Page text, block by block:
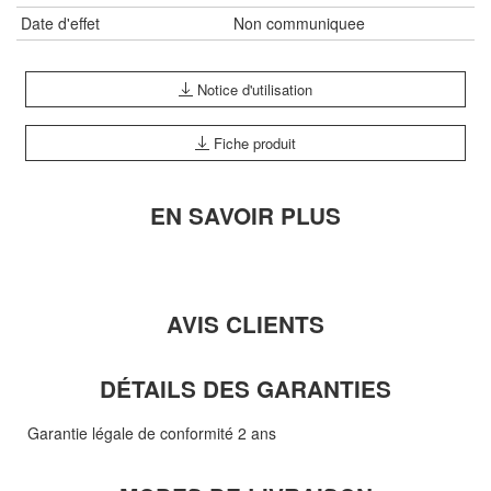
Date d'effet
Non communiquee
Notice d'utilisation
Fiche produit
EN SAVOIR PLUS
AVIS CLIENTS
DÉTAILS DES GARANTIES
Garantie légale de conformité 2 ans